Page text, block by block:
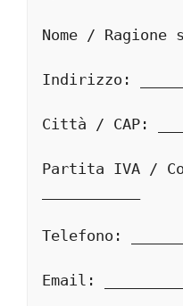
Nome / Ragione
Indirizzo:
Città / CAP:
Partita IVA /
Telefono:
Email: